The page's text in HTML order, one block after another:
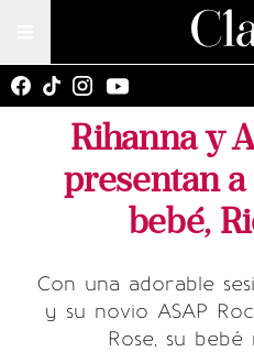
Rihanna y
presentan
bebé,
Con una adorable
y su novio ASAP
Rose, su